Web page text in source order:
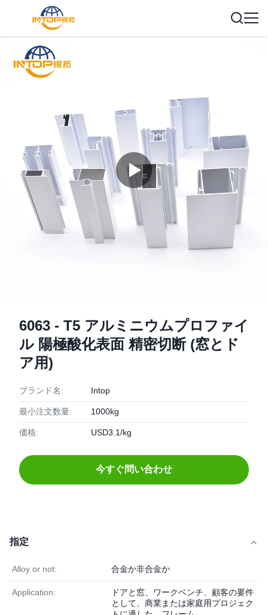
6063 - T5 アルミニウムプロファイ
ル 陽極酸化表面 精密切断 (窓とド
ア用)
ブランド名: Intop
最小注文数量: 1000kg
価格: USD3.1/kg
今すぐ問い合わせ
指定
Alloy or not: 合金か非合金か
Application:
ドアと窓、ワークベンチ、顧客の要件
として、商業または家庭用プロジェク